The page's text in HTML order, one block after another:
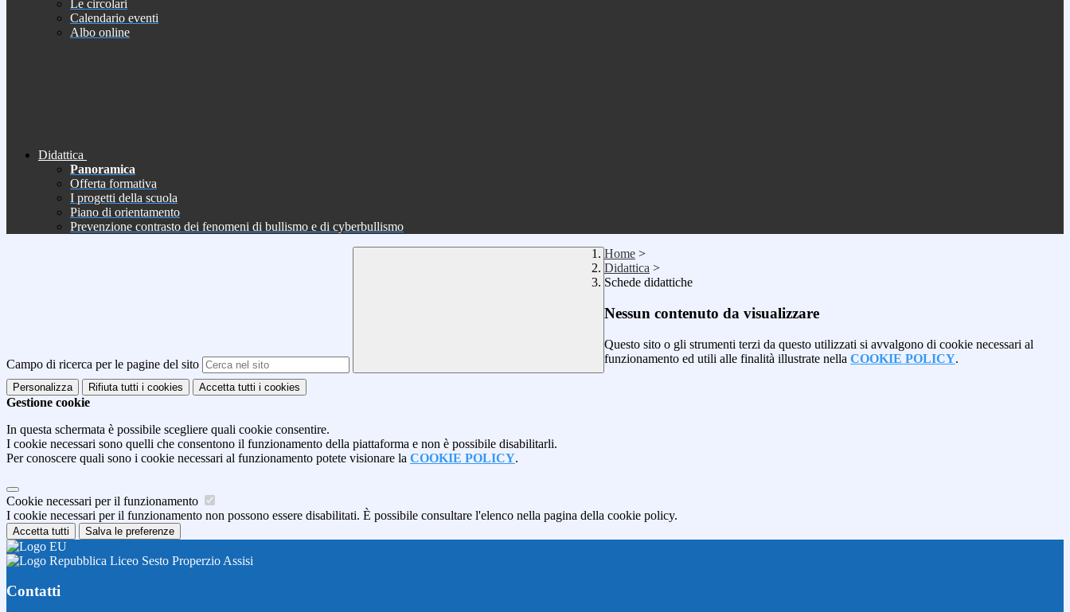
Le circolari
Calendario eventi
Albo online
Didattica
Panoramica
Offerta formativa
I progetti della scuola
Piano di orientamento
Prevenzione contrasto dei fenomeni di bullismo e di cyberbullismo
Campo di ricerca per le pagine del sito
Home >
Didattica >
Schede didattiche
Nessun contenuto da visualizzare
Questo sito o gli strumenti terzi da questo utilizzati si avvalgono di cookie necessari al
funzionamento ed utili alle finalità illustrate nella COOKIE POLICY.
Personalizza Rifiuta tutti i cookies Accetta tutti i cookies
Gestione cookie
In questa schermata è possibile scegliere quali cookie consentire.
I cookie necessari sono quelli che consentono il funzionamento della piattaforma e non è possibile disabilitarli.
Per conoscere quali sono i cookie necessari al funzionamento potete visionare la COOKIE POLICY.
Cookie necessari per il funzionamento
I cookie necessari per il funzionamento non possono essere disabilitati. È possibile consultare l'elenco nella pagina della cookie policy.
Accetta tutti Salva le preferenze
Liceo Sesto Properzio Assisi
Contatti